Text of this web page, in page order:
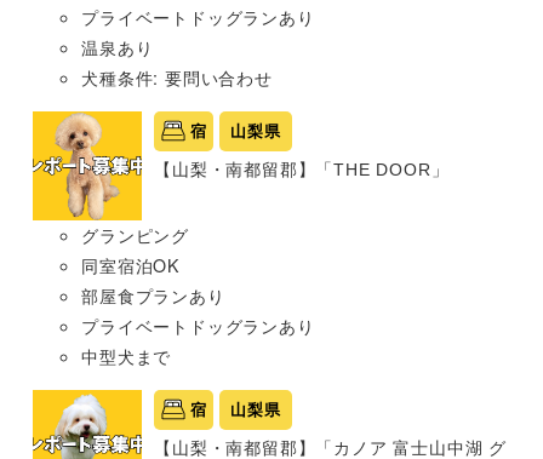
プライベートドッグランあり
温泉あり
犬種条件: 要問い合わせ
宿 山梨県
【山梨・南都留郡】「THE DOOR」
グランピング
同室宿泊OK
部屋食プランあり
プライベートドッグランあり
中型犬まで
宿 山梨県
【山梨・南都留郡】「カノア 富士山中湖 グ